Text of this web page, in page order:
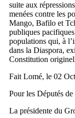
suite aux
menées contre les
Mango, Bafilo et
publiques
populations qui, à
dans la Diaspora,
Constitution
Fait Lomé, le 02
Pour les Députés
La présidente du